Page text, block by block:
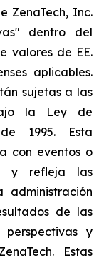
ZenaTech, Inc.
dentro del
valores de EE.
aplicables.
sujetas a las
la Ley de
1995. Esta
con eventos o
y refleja las
de las
y
Estas